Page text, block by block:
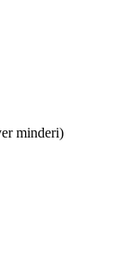
minderi)